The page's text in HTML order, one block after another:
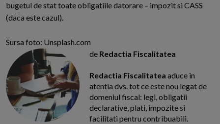
bugetul de stat toate obligatiile datorare – impozit si CASS
(daca este cazul).
Sursa foto: Unsplash.com
de Redactia Fiscalitatea
Redactia Fiscalitatea aduce in
atentia dvs. tot ce este nou legat de
domeniul fiscal: legi, obligatii
declarative, plati, impozite si
facilitati pentru contribuabili.